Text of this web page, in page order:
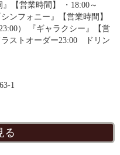
【営業時間】 ・18:00～
ンフォニー』【営業時間】
） 『ギャラクシー』【営
ラストオーダー23:00 ドリン
1
る